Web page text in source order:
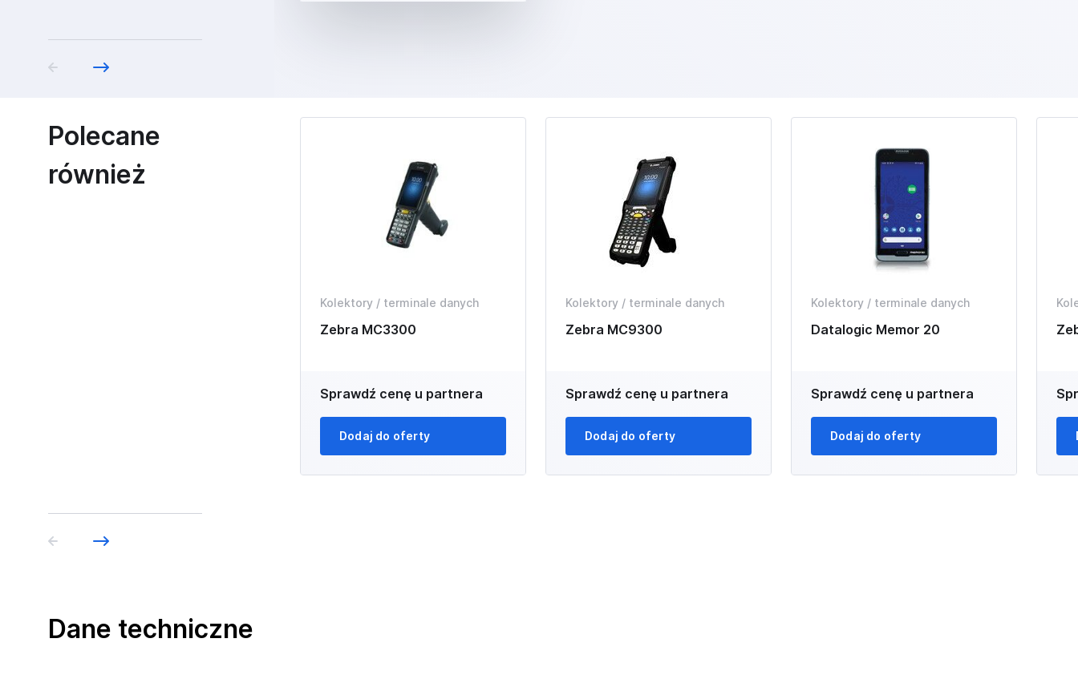
Polecane
również
Kolektory / terminale danych
Zebra MC3300
Sprawdź cenę u partnera
Dodaj do oferty
Kolektory / terminale danych
Zebra MC9300
Sprawdź cenę u partnera
Dodaj do oferty
Kolektory / terminale danych
Datalogic Memor 20
Sprawdź cenę u partnera
Dodaj do oferty
Dane techniczne